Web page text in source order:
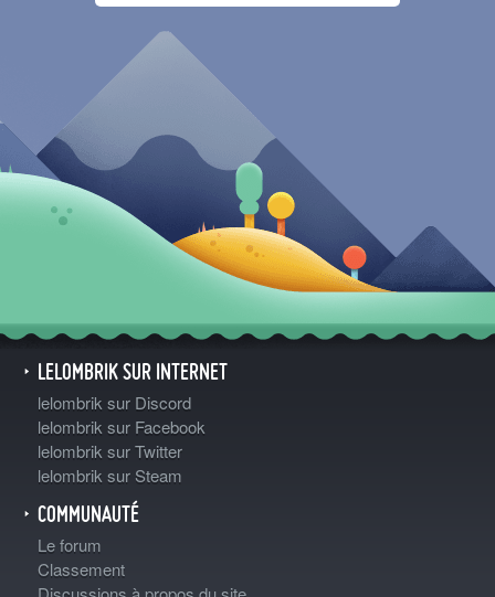
LELOMBRIK SUR INTERNET
lelombrik sur Discord
lelombrik sur Facebook
lelombrik sur Twitter
lelombrik sur Steam
COMMUNAUTÉ
Le forum
Classement